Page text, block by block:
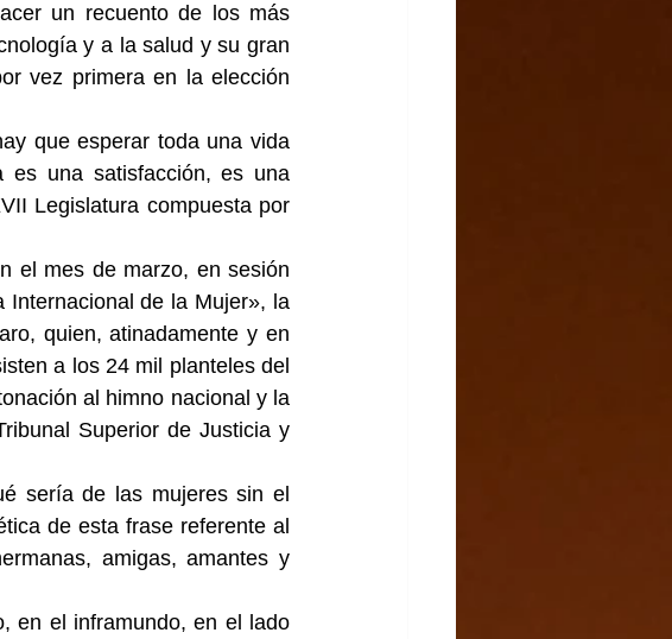
un recuento de los más
y a la salud y su gran
vez primera en la elección
que esperar toda una vida
es una satisfacción, es una
Legislatura compuesta por
el mes de marzo, en sesión
de la Mujer», la
quien, atinadamente y en
a los 24 mil planteles del
al himno nacional y la
Superior de Justicia y
sería de las mujeres sin el
de esta frase referente al
amigas, amantes y
en el inframundo, en el lado